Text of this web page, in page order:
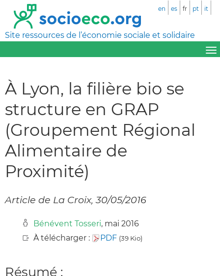
Site ressources de l’économie sociale et solidaire
en es fr pt it
À Lyon, la filière bio se
structure en GRAP
(Groupement Régional
Alimentaire de
Proximité)
Article de La Croix, 30/05/2016
Bénévent Tosseri, mai 2016
À télécharger :
PDF (39 Kio)
Résumé :